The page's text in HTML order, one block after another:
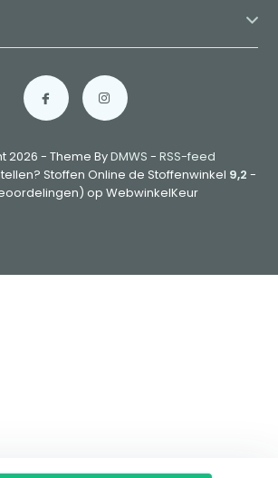
2026 - Theme ByDMWS - RSS-feed
Stoffen Online de Stoffenwinkel 9,2 -
op WebwinkelKeur